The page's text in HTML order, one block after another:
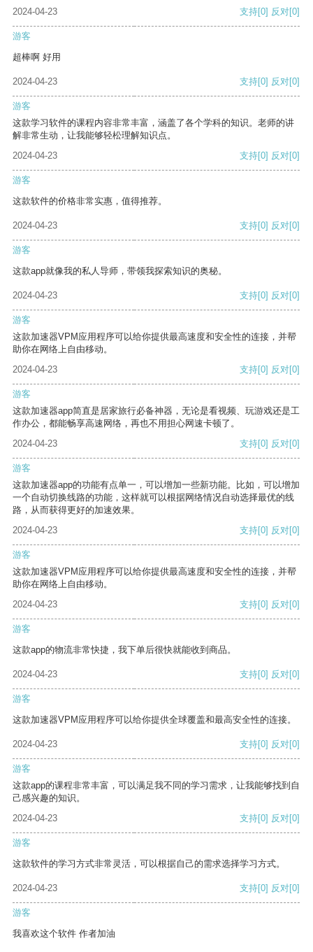
2024-04-23 支持[0] 反对[0]
游客
超棒啊 好用
2024-04-23 支持[0] 反对[0]
游客
这款学习软件的课程内容非常丰富，涵盖了各个学科的知识。老师的讲
解非常生动，让我能够轻松理解知识点。
2024-04-23
支持[0] 反对[0]
游客
这款软件的价格非常实惠，值得推荐。
2024-04-23 支持[0] 反对[0]
游客
这款app就像我的私人导师，带领我探索知识的奥秘。
2024-04-23 支持[0] 反对[0]
游客
这款加速器VPM应用程序可以给你提供最高速度和安全性的连接，并帮
助你在网络上自由移动。
2024-04-23
支持[0] 反对[0]
游客
这款加速器app简直是居家旅行必备神器，无论是看视频、玩游戏还是工
作办公，都能畅享高速网络，再也不用担心网速卡顿了。
2024-04-23
支持[0] 反对[0]
游客
这款加速器app的功能有点单一，可以增加一些新功能。比如，可以增加
一个自动切换线路的功能，这样就可以根据网络情况自动选择最优的线
路，从而获得更好的加速效果。
2024-04-23
支持[0] 反对[0]
游客
这款加速器VPM应用程序可以给你提供最高速度和安全性的连接，并帮
助你在网络上自由移动。
2024-04-23
支持[0] 反对[0]
游客
这款app的物流非常快捷，我下单后很快就能收到商品。
2024-04-23 支持[0] 反对[0]
游客
这款加速器VPM应用程序可以给你提供全球覆盖和最高安全性的连接。
2024-04-23 支持[0] 反对[0]
游客
这款app的课程非常丰富，可以满足我不同的学习需求，让我能够找到自
己感兴趣的知识。
2024-04-23
支持[0] 反对[0]
游客
这款软件的学习方式非常灵活，可以根据自己的需求选择学习方式。
2024-04-23 支持[0] 反对[0]
游客
我喜欢这个软件 作者加油